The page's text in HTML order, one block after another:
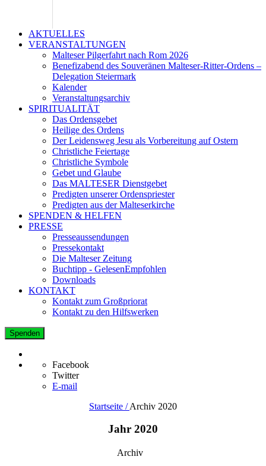
AKTUELLES
VERANSTALTUNGEN
Malteser Pilgerfahrt nach Rom 2026
Benefizabend des Souveränen Malteser-Ritter-Ordens –
Delegation Steiermark
Kalender
Veranstaltungsarchiv
SPIRITUALITÄT
Das Ordensgebet
Heilige des Ordens
Der Leidensweg Jesu als Vorbereitung auf Ostern
Christliche Feiertage
Christliche Symbole
Gebet und Glaube
Das MALTESER Dienstgebet
Predigten unserer Ordenspriester
Predigten aus der Malteserkirche
SPENDEN & HELFEN
PRESSE
Presseaussendungen
Pressekontakt
Die Malteser Zeitung
Buchtipp - GelesenEmpfohlen
Downloads
KONTAKT
Kontakt zum Großpriorat
Kontakt zu den Hilfswerken
Spenden
Facebook
Twitter
E-mail
Startseite / Archiv 2020
Jahr 2020
Archiv